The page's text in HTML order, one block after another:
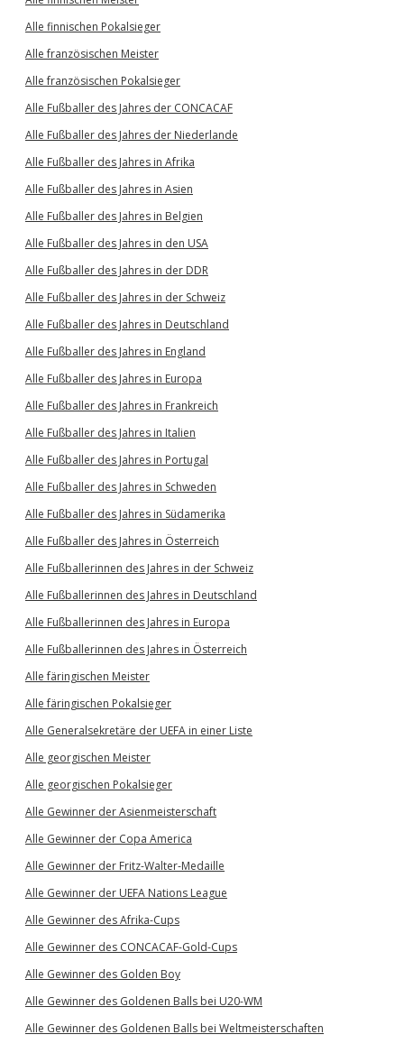
Alle finnischen Pokalsieger
Alle französischen Meister
Alle französischen Pokalsieger
Alle Fußballer des Jahres der CONCACAF
Alle Fußballer des Jahres der Niederlande
Alle Fußballer des Jahres in Afrika
Alle Fußballer des Jahres in Asien
Alle Fußballer des Jahres in Belgien
Alle Fußballer des Jahres in den USA
Alle Fußballer des Jahres in der DDR
Alle Fußballer des Jahres in der Schweiz
Alle Fußballer des Jahres in Deutschland
Alle Fußballer des Jahres in England
Alle Fußballer des Jahres in Europa
Alle Fußballer des Jahres in Frankreich
Alle Fußballer des Jahres in Italien
Alle Fußballer des Jahres in Portugal
Alle Fußballer des Jahres in Schweden
Alle Fußballer des Jahres in Südamerika
Alle Fußballer des Jahres in Österreich
Alle Fußballerinnen des Jahres in der Schweiz
Alle Fußballerinnen des Jahres in Deutschland
Alle Fußballerinnen des Jahres in Europa
Alle Fußballerinnen des Jahres in Österreich
Alle färingischen Meister
Alle färingischen Pokalsieger
Alle Generalsekretäre der UEFA in einer Liste
Alle georgischen Meister
Alle georgischen Pokalsieger
Alle Gewinner der Asienmeisterschaft
Alle Gewinner der Copa America
Alle Gewinner der Fritz-Walter-Medaille
Alle Gewinner der UEFA Nations League
Alle Gewinner des Afrika-Cups
Alle Gewinner des CONCACAF-Gold-Cups
Alle Gewinner des Golden Boy
Alle Gewinner des Goldenen Balls bei U20-WM
Alle Gewinner des Goldenen Balls bei Weltmeisterschaften